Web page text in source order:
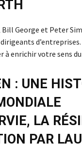
Bill George et Peter
dirigeants
à enrichir votre sens
: UNE
LA
PAR